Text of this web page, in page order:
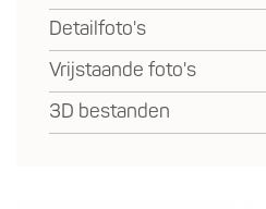
Detailfoto's
Vrijstaande foto's
3D bestanden